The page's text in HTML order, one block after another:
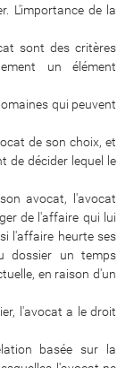
L'importance de la
sont des critères
un élément
qui peuvent
de son choix, et
de décider lequel le
avocat, l'avocat
de l'affaire qui lui
l'affaire heurte ses
dossier un temps
en raison d'un
l'avocat a le droit
basée sur la